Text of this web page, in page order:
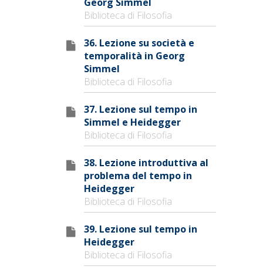
Biblioteca di Filosofia
36. Lezione su società e
temporalità in Georg
Simmel
Biblioteca di Filosofia
37. Lezione sul tempo in
Simmel e Heidegger
Biblioteca di Filosofia
38. Lezione introduttiva al
problema del tempo in
Heidegger
Biblioteca di Filosofia
39. Lezione sul tempo in
Heidegger
Biblioteca di Filosofia